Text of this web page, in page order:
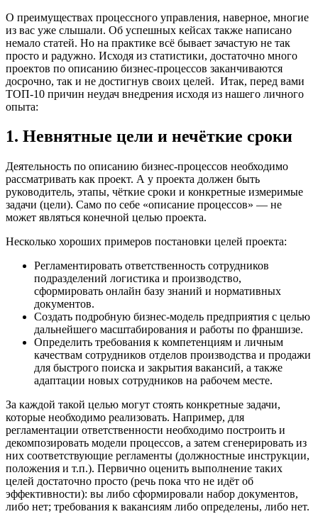
О преимуществах процессного управления, наверное, многие
из вас уже слышали. Об успешных кейсах также написано
немало статей. Но на практике всё бывает зачастую не так
просто и радужно. Исходя из статистики, достаточно много
проектов по описанию бизнес-процессов заканчиваются
досрочно, так и не достигнув своих целей. Итак, перед вами
ТОП-10 причин неудач внедрения исходя из нашего личного
опыта:
1. Невнятные цели и нечёткие сроки
Деятельность по описанию бизнес-процессов необходимо
рассматривать как проект. А у проекта должен быть
руководитель, этапы, чёткие сроки и конкретные измеримые
задачи (цели). Само по себе «описание процессов» — не
может являться конечной целью проекта.
Несколько хороших примеров постановки целей проекта:
Регламентировать ответственность сотрудников
подразделений логистика и производство,
сформировать онлайн базу знаний и нормативных
документов.
Создать подробную бизнес-модель предприятия с целью
дальнейшего масштабирования и работы по франшизе.
Определить требования к компетенциям и личным
качествам сотрудников отделов производства и продажи
для быстрого поиска и закрытия вакансий, а также
адаптации новых сотрудников на рабочем месте.
За каждой такой целью могут стоять конкретные задачи,
которые необходимо реализовать. Например, для
регламентации ответственности необходимо построить и
декомпозировать модели процессов, а затем сгенерировать из
них соответствующие регламенты (должностные инструкции,
положения и т.п.). Первично оценить выполнение таких
целей достаточно просто (речь пока что не идёт об
эффективности): вы либо сформировали набор документов,
либо нет; требования к вакансиям либо определены, либо нет.